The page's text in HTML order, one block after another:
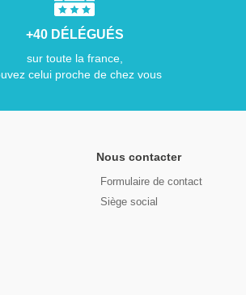
+40 DÉLÉGUÉS
sur toute la france,
celui proche de chez vous
Nous contacter
Formulaire de contact
Siège social